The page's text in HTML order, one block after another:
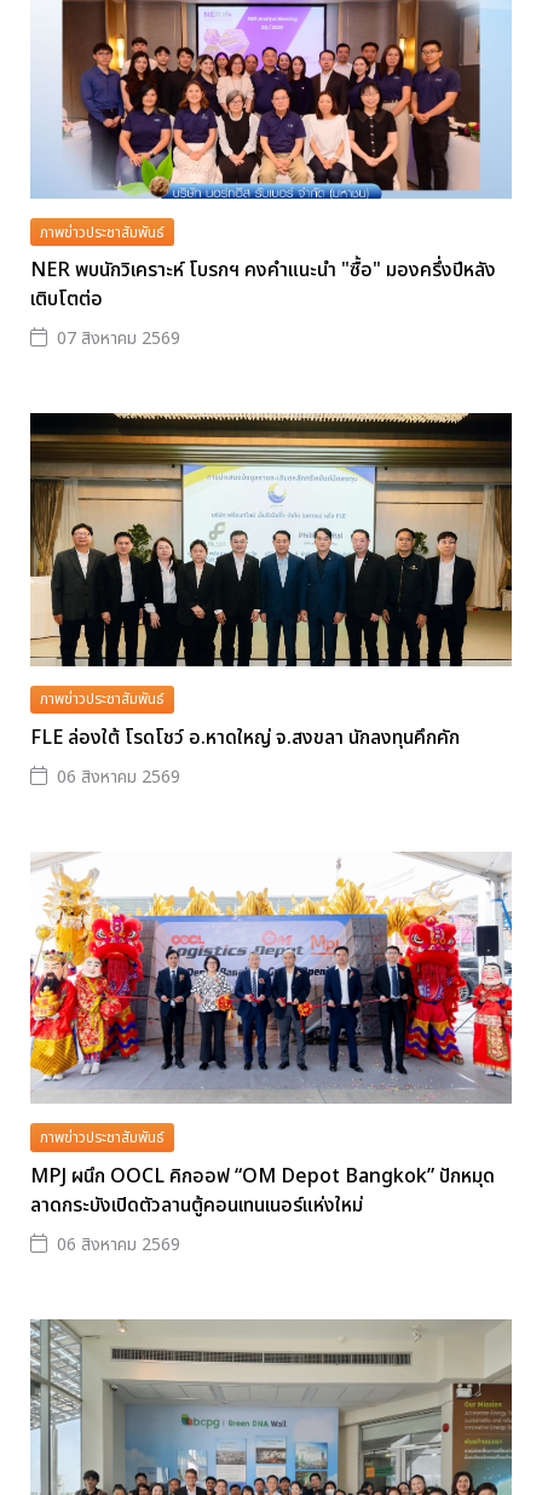
ภาพข่าวประชาสัมพันธ์
NER พบนักวิเคราะห์ โบรกฯ คงคำแนะนำ "ซื้อ" มองครึ่งปีหลัง
เติบโตต่อ
07 สิงหาคม 2569
ภาพข่าวประชาสัมพันธ์
FLE ล่องใต้ โรดโชว์ อ.หาดใหญ่ จ.สงขลา นักลงทุนคึกคัก
06 สิงหาคม 2569
ภาพข่าวประชาสัมพันธ์
MPJ ผนึก OOCL คิกออฟ “OM Depot Bangkok” ปักหมุด
ลาดกระบังเปิดตัวลานตู้คอนเทนเนอร์แห่งใหม่
06 สิงหาคม 2569